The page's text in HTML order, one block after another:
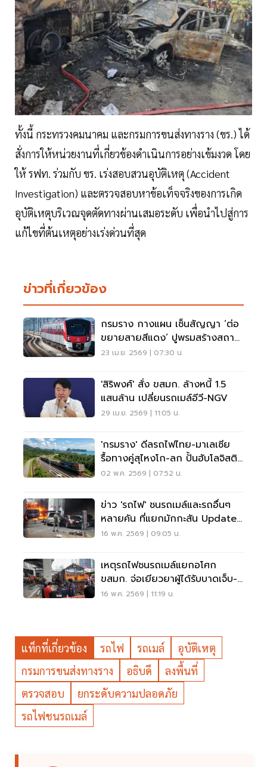
ทั้งนี้ กระทรวงคมนาคม และกรมการขนส่งทางราง (ขร.) ได้
สั่งการให้หน่วยงานที่เกี่ยวข้องดำเนินการอย่างเข้มงวด โดย
ให้ รฟท. ร่วมกับ ขร. เร่งสอบสวนอุบัติเหตุ (Accident
Investigation) และตรวจสอบหาข้อเท็จจริงของการเกิด
อุบัติเหตุบริเวณจุดตัดทางผ่านเสมอระดับ เพื่อนำไปสู่การ
แก้ไขที่ต้นเหตุอย่างเร่งด่วนที่สุด
ข่าวที่เกี่ยวข้อง
กรมราง กางแผน เซ็นสัญญา ‘ต่อ
ขยายสายสีแดง’ ปูพรมสร้างสถานี
ศิริราช มั่นใจเปิดใช้ปี 72
23 เม.ย. 2569 | 07:30 น.
'สิริพงศ์' สั่ง ขสมก. ล้างหนี้ 1.5
แสนล้าน เปลี่ยนรถเมล์อีวี-NGV
29 เม.ย. 2569 | 11:05 น.
'กรมราง' ดีลรถไฟไทย-มาเลเซีย
รื้อทางคู่สุไหงโก-ลก ปั้นฮับโลจิสติ
กส์ชายแดนใต้
02 พ.ค. 2569 | 07:52 น.
ข่าว 'รถไฟ' ชนรถเมล์และรถอื่นๆ
หลายคัน ที่แยกมักกะสัน Update
ล่าสุด
16 พ.ค. 2569 | 09:05 น.
เหตุรถไฟชนรถเมล์แยกอโศก
ขสมก. จ่อเยียวยาผู้ได้รับบาดเจ็บ-
เสียชีวิต 1.5 ล้าน
16 พ.ค. 2569 | 11:19 น.
แท็กที่เกี่ยวข้อง รถไฟ รถเมล์
อุบัติเหตุ
กรมการขนส่งทางราง
อธิบดี
ลงพื้นที่
ตรวจสอบ
ยกระดับความปลอดภัย
รถไฟชนรถเมล์